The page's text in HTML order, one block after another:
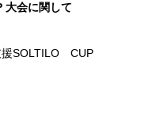
大会に関して
援SOLTILO CUP